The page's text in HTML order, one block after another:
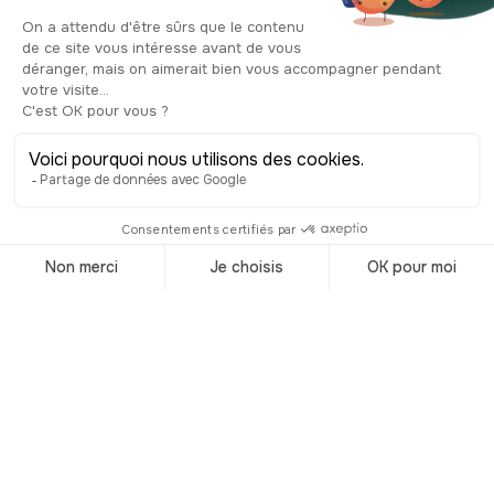
de vigne et grappes de raisin. L’Hôtel
des Postes et l’immeuble qui le borde
donnent ainsi à cette place, située à
deux pas du centre-ville, un intérêt tout
particulier de par l’élégance de leur
nommée en hommage à Henri
ont été de grands bienfaiteurs de la
continuant d’avancer, sur votre gauche,